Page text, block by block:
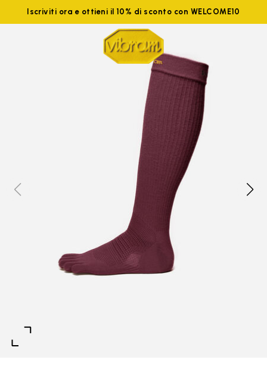
Iscriviti ora e ottieni il 10% di sconto con WELCOME10